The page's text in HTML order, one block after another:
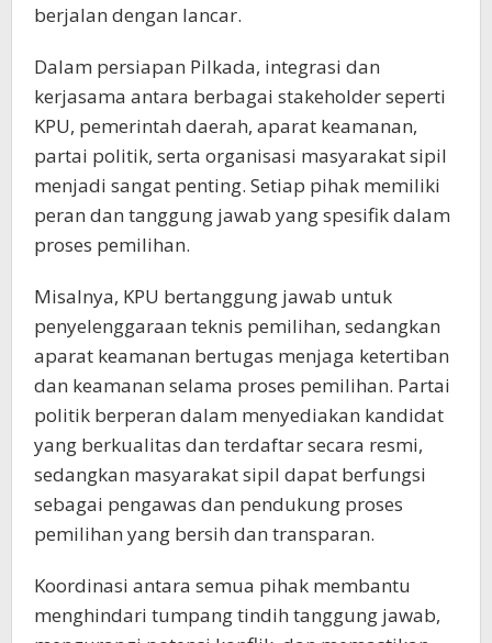
berjalan dengan lancar.
Dalam persiapan Pilkada, integrasi dan
kerjasama antara berbagai stakeholder seperti
KPU, pemerintah daerah, aparat keamanan,
partai politik, serta organisasi masyarakat sipil
menjadi sangat penting. Setiap pihak memiliki
peran dan tanggung jawab yang spesifik dalam
proses pemilihan.
Misalnya, KPU bertanggung jawab untuk
penyelenggaraan teknis pemilihan, sedangkan
aparat keamanan bertugas menjaga ketertiban
dan keamanan selama proses pemilihan. Partai
politik berperan dalam menyediakan kandidat
yang berkualitas dan terdaftar secara resmi,
sedangkan masyarakat sipil dapat berfungsi
sebagai pengawas dan pendukung proses
pemilihan yang bersih dan transparan.
Koordinasi antara semua pihak membantu
menghindari tumpang tindih tanggung jawab,